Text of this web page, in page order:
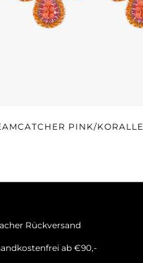
PINK/KORALLE
PREIS:
Rückversand
ab €90,-